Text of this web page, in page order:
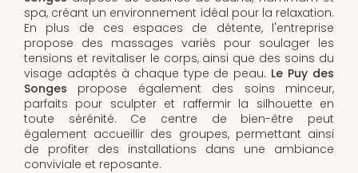
spa, créant un environnement idéal pour la relaxation.
En plus de ces espaces de détente, l'entreprise
propose des massages variés pour soulager les
tensions et revitaliser le corps, ainsi que des soins du
visage adaptés à chaque type de peau. Le Puy des
Songes propose également des soins minceur,
parfaits pour sculpter et raffermir la silhouette en
toute sérénité. Ce centre de bien-être peut
également accueillir des groupes, permettant ainsi
de profiter des installations dans une ambiance
conviviale et reposante.